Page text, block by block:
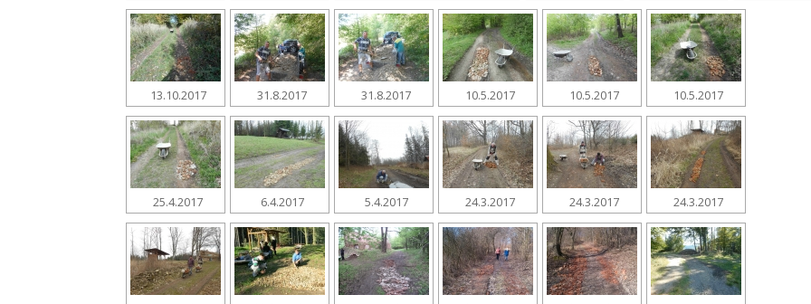
13.10.2017 31.8.2017 31.8.2017 10.5.2017 10.5.2017 10.5.2017
25.4.2017 6.4.2017 5.4.2017 24.3.2017 24.3.2017 24.3.2017